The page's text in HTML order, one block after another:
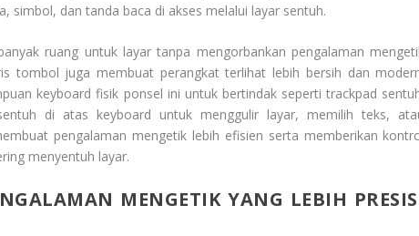
simbol, dan tanda baca di akses melalui layar sentuh.
ruang untuk layar tanpa mengorbankan pengalaman
tombol juga membuat perangkat terlihat lebih bersih dan
keyboard fisik ponsel ini untuk bertindak seperti trackpad
di atas keyboard untuk menggulir layar, memilih teks,
pengalaman mengetik lebih efisien serta memberikan
menyentuh layar.
MENGETIK YANG LEBIH